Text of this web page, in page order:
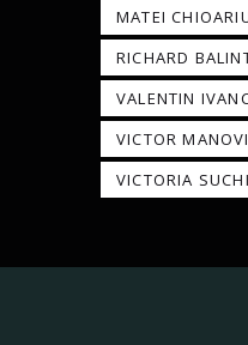
MATEI
RICHARD
VALENTIN
VICTOR
VICTORIA